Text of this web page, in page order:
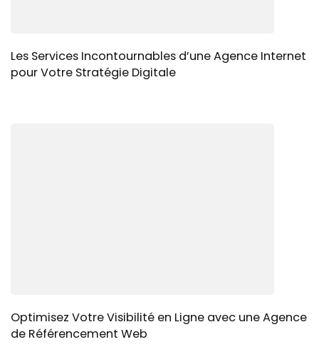
Les Services Incontournables d’une Agence Internet
pour Votre Stratégie Digitale
Optimisez Votre Visibilité en Ligne avec une Agence
de Référencement Web